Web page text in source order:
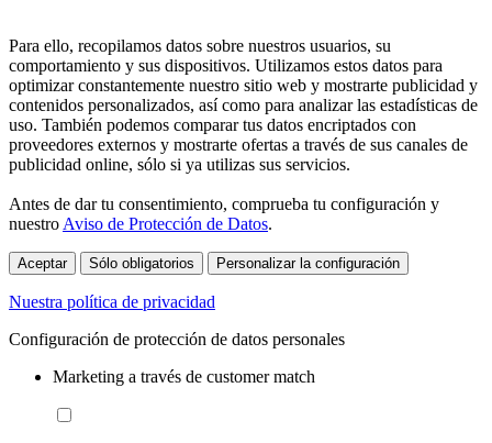
Para ello, recopilamos datos sobre nuestros usuarios, su
comportamiento y sus dispositivos. Utilizamos estos datos para
optimizar constantemente nuestro sitio web y mostrarte publicidad y
contenidos personalizados, así como para analizar las estadísticas de
uso. También podemos comparar tus datos encriptados con
proveedores externos y mostrarte ofertas a través de sus canales de
publicidad online, sólo si ya utilizas sus servicios.
Antes de dar tu consentimiento, comprueba tu configuración y
nuestroAviso de Protección de Datos.
Aceptar Sólo obligatorios Personalizar la configuración
Nuestra política de privacidad
Configuración de protección de datos personales
Marketing a través de customer match